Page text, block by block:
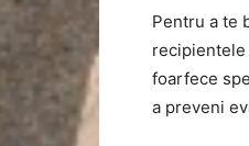
Pentru a te
recipientele
foarfece
a preveni